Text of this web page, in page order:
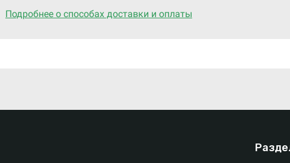
Подробнее о способах доставки и оплаты